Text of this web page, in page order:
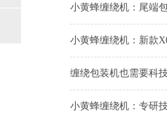
小黄蜂缠绕机：尾端
小黄蜂缠绕机：新款
缠绕包装机也需要科
小黄蜂缠绕机：专研